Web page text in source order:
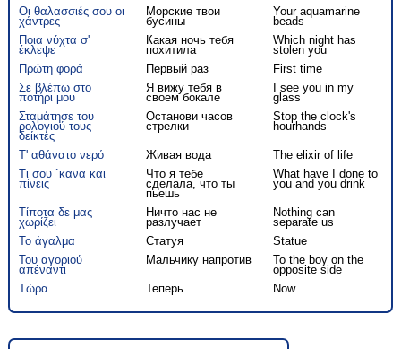
Οι θαλασσιές σου οι
χάντρες
Морские твои
бусины
Your aquamarine
beads
Ποια νύχτα σ'
έκλεψε
Какая ночь тебя
похитила
Which night has
stolen you
Πρώτη φορά
Первый раз
First time
Σε βλέπω στο
ποτήρι μου
Я вижу тебя в
своем бокале
I see you in my
glass
Σταμάτησε του
ρολογιού τους
δείκτες
Останови часов
стрелки
Stop the clock's
hourhands
Τ' αθάνατο νερό Живая вода
The elixir of life
Τι σου `κανα και
πίνεις
Что я тебе
сделала, что ты
пьешь
What have I done to
you and you drink
Τίποτα δε μας
χωρίζει
Ничто нас не
разлучает
Nothing can
separate us
Το άγαλμα
Статуя
Statue
Του αγοριού
απέναντι
Мальчику напротив To the boy on the
opposite side
Τώρα
Теперь Now